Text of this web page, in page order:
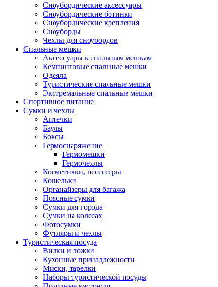
Сноубордические аксессуары
Сноубордические ботинки
Сноубордические крепления
Сноуборды
Чехлы для сноубордов
Спальные мешки
Аксессуары к спальным мешкам
Кемпинговые спальные мешки
Одеяла
Туристические спальные мешки
Экстремальные спальные мешки
Спортивное питание
Сумки и чехлы
Аптечки
Баулы
Боксы
Гермоснаряжение
Гермомешки
Гермочехлы
Косметички, несессеры
Кошельки
Органайзеры для багажа
Поясные сумки
Сумки для города
Сумки на колесах
Фотосумки
Футляры и чехлы
Туристическая посуда
Вилки и ложки
Кухонные принадлежности
Миски, тарелки
Наборы туристической посуды